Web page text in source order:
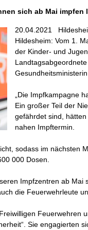
sich ab Mai impfen
20.04.2021
Hildesheim: Vom 1.
der Kinder- und
„Die Impfkampagne
Ein großer Teil der
gefährdet sind,
nahen Impftermin.
sodass im nächsten
000 Dosen.
Impfzentren ab
die Feuerwehrleute
Sie